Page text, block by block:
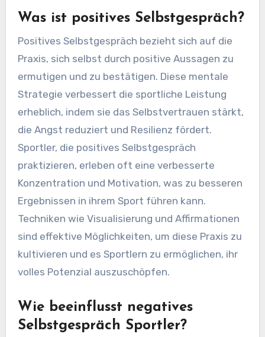
Was ist positives Selbstgespräch?
Positives Selbstgespräch bezieht sich auf die
Praxis, sich selbst durch positive Aussagen zu
ermutigen und zu bestätigen. Diese mentale
Strategie verbessert die sportliche Leistung
erheblich, indem sie das Selbstvertrauen stärkt,
die Angst reduziert und Resilienz fördert.
Sportler, die positives Selbstgespräch
praktizieren, erleben oft eine verbesserte
Konzentration und Motivation, was zu besseren
Ergebnissen in ihrem Sport führen kann.
Techniken wie Visualisierung und Affirmationen
sind effektive Möglichkeiten, um diese Praxis zu
kultivieren und es Sportlern zu ermöglichen, ihr
volles Potenzial auszuschöpfen.
Wie beeinflusst negatives
Selbstgespräch Sportler?